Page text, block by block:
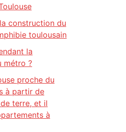
construction du
toulousain
la
métro ?
proche du
à partir de
terre, et il
à